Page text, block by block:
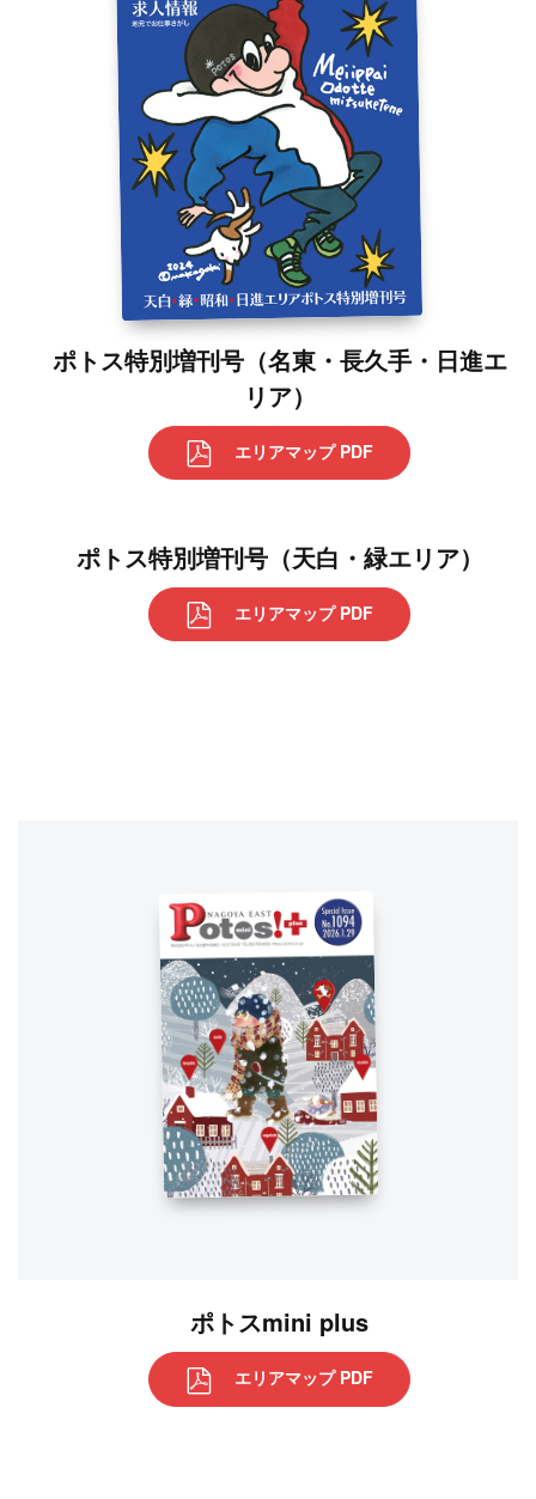
ポトス特別増刊号（名東・長久手・日進エ
リア）
エリアマップ PDF
ポトス特別増刊号（天白・緑エリア）
エリアマップ PDF
ポトスmini plus
エリアマップ PDF